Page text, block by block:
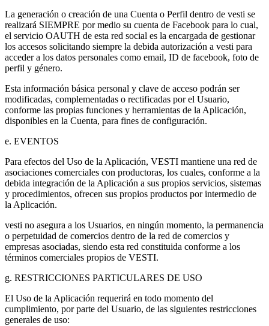
La generación o creación de una Cuenta o Perfil dentro de vesti se
realizará SIEMPRE por medio su cuenta de Facebook para lo cual,
el servicio OAUTH de esta red social es la encargada de gestionar
los accesos solicitando siempre la debida autorización a vesti para
acceder a los datos personales como email, ID de facebook, foto de
perfil y género.
Esta información básica personal y clave de acceso podrán ser
modificadas, complementadas o rectificadas por el Usuario,
conforme las propias funciones y herramientas de la Aplicación,
disponibles en la Cuenta, para fines de configuración.
e. EVENTOS
Para efectos del Uso de la Aplicación, VESTI mantiene una red de
asociaciones comerciales con productoras, los cuales, conforme a la
debida integración de la Aplicación a sus propios servicios, sistemas
y procedimientos, ofrecen sus propios productos por intermedio de
la Aplicación.
vesti no asegura a los Usuarios, en ningún momento, la permanencia
o perpetuidad de comercios dentro de la red de comercios y
empresas asociadas, siendo esta red constituida conforme a los
términos comerciales propios de VESTI.
g. RESTRICCIONES PARTICULARES DE USO
El Uso de la Aplicación requerirá en todo momento del
cumplimiento, por parte del Usuario, de las siguientes restricciones
generales de uso: